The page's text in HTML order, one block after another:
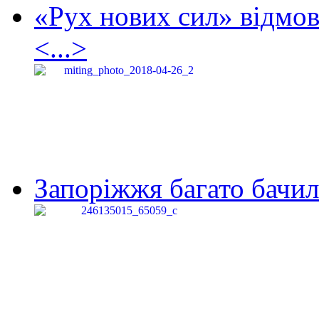
«Рух нових сил»
<...>
Запоріжжя багато